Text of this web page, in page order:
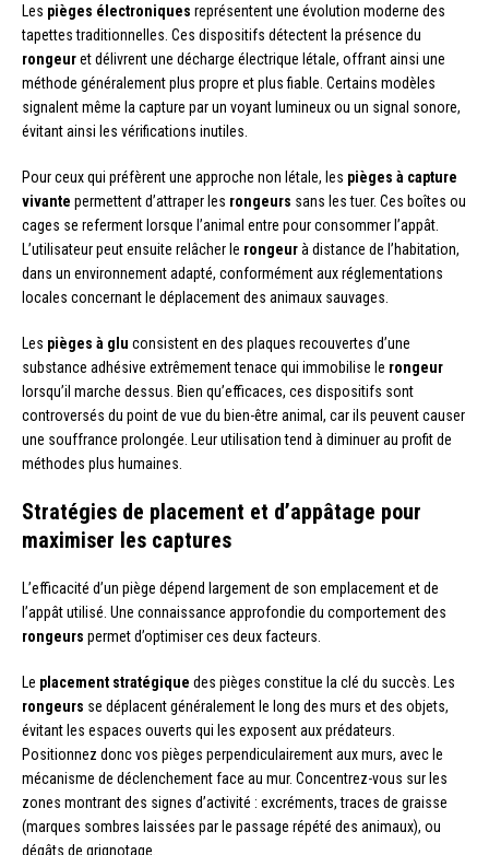
Les pièges électroniques représentent une évolution moderne des
tapettes traditionnelles. Ces dispositifs détectent la présence du
rongeuret délivrent une décharge électrique létale, offrant ainsi une
méthode généralement plus propre et plus fiable. Certains modèles
signalent même la capture par un voyant lumineux ou un signal sonore,
évitant ainsi les vérifications inutiles.
Pour ceux qui préfèrent une approche non létale, les pièges à capture
vivante permettent d’attraper les rongeurs sans les tuer. Ces boîtes ou
cages se referment lorsque l’animal entre pour consommer l’appât.
L’utilisateur peut ensuite relâcher le rongeurà distance de l’habitation,
dans un environnement adapté, conformément aux réglementations
locales concernant le déplacement des animaux sauvages.
Les pièges à glu consistent en des plaques recouvertes d’une
substance adhésive extrêmement tenace qui immobilise le rongeur
lorsqu’il marche dessus. Bien qu’efficaces, ces dispositifs sont
controversés du point de vue du bien-être animal, car ils peuvent causer
une souffrance prolongée. Leur utilisation tend à diminuer au profit de
méthodes plus humaines.
Stratégies de placement et d’appâtage pour
maximiser les captures
L’efficacité d’un piège dépend largement de son emplacement et de
l’appât utilisé. Une connaissance approfondie du comportement des
rongeurs permet d’optimiser ces deux facteurs.
Le placement stratégique des pièges constitue la clé du succès. Les
rongeurs se déplacent généralement le long des murs et des objets,
évitant les espaces ouverts qui les exposent aux prédateurs.
Positionnez donc vos pièges perpendiculairement aux murs, avec le
mécanisme de déclenchement face au mur. Concentrez-vous sur les
zones montrant des signes d’activité : excréments, traces de graisse
(marques sombres laissées par le passage répété des animaux), ou
dégâts de grignotage.